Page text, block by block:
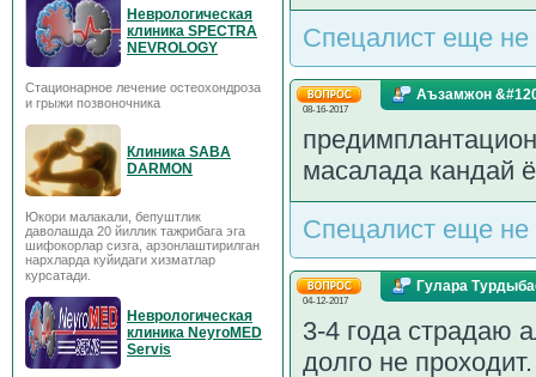
Неврологическая
клиника SPECTRA
NEVROLOGY
Стационарное лечение остеохондроза
и грыжи позвоночника
Клиника SABA
DARMON
Юкори малакали, бепуштлик
даволашда 20 йиллик тажрибага эга
шифокорлар сизга, арзонлаштирилган
нархларда куйидаги хизматлар
курсатади.
Неврологическая
клиника NeyroMED
Servis
Спецалист еще не
08-16-2017
Аъзамжон
масалада кандай
Спецалист еще не
04-12-2017
Гулара
3-4 года страдаю
долго не